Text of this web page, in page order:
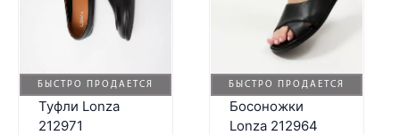
БЫСТРО ПРОДАЕТСЯ
Туфли Lonza
212971
БЫСТРО ПРОДАЕТСЯ
Босоножки
Lonza 212964